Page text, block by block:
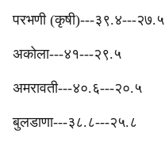
परभणी (कृषी)---३९.४---२७.५
अकोला---४१---२९.५
अमरावती---४०.६---२०.५
बुलडाणा---३८.८---२५.८